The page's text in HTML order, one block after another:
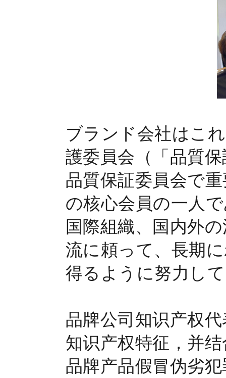
ブランド会社はこ
護委員会（「品質
品質保証委員会で
の核心会員の一人
国際組織、国内外
流に頼って、長期
得るように努力し
品牌公司知识产权
知识产权特征，并
品牌产品假冒伪劣